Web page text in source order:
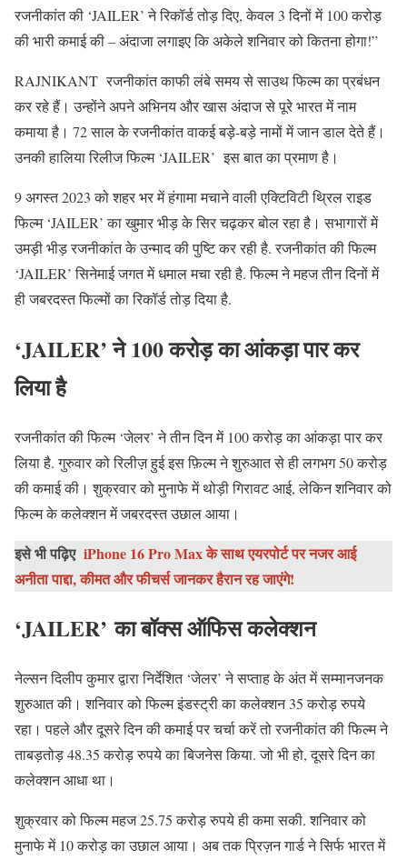
रजनीकांत की ‘JAILER’ ने रिकॉर्ड तोड़ दिए, केवल 3 दिनों में 100 करोड़
की भारी कमाई की – अंदाजा लगाइए कि अकेले शनिवार को कितना होगा!”
RAJNIKANT रजनीकांत काफी लंबे समय से साउथ फिल्म का प्रबंधन
कर रहे हैं। उन्होंने अपने अभिनय और खास अंदाज से पूरे भारत में नाम
कमाया है। 72 साल के रजनीकांत वाकई बड़े-बड़े नामों में जान डाल देते हैं।
उनकी हालिया रिलीज फिल्म ‘JAILER’ इस बात का प्रमाण है।
9 अगस्त 2023 को शहर भर में हंगामा मचाने वाली एक्टिविटी थ्रिल राइड
फिल्म ‘JAILER’ का खुमार भीड़ के सिर चढ़कर बोल रहा है। सभागारों में
उमड़ी भीड़ रजनीकांत के उन्माद की पुष्टि कर रही है. रजनीकांत की फिल्म
‘JAILER’ सिनेमाई जगत में धमाल मचा रही है. फिल्म ने महज तीन दिनों में
ही जबरदस्त फिल्मों का रिकॉर्ड तोड़ दिया है.
‘JAILER’ ने 100 करोड़ का आंकड़ा पार कर
लिया है
रजनीकांत की फिल्म ‘जेलर’ ने तीन दिन में 100 करोड़ का आंकड़ा पार कर
लिया है. गुरुवार को रिलीज़ हुई इस फ़िल्म ने शुरुआत से ही लगभग 50 करोड़
की कमाई की। शुक्रवार को मुनाफे में थोड़ी गिरावट आई, लेकिन शनिवार को
फिल्म के कलेक्शन में जबरदस्त उछाल आया।
इसे भी पढ़िए iPhone 16 Pro Max के साथ एयरपोर्ट पर नजर आई
अनीता पाद्दा, कीमत और फीचर्स जानकर हैरान रह जाएंगे!
‘JAILER’ का बॉक्स ऑफिस कलेक्शन
नेल्सन दिलीप कुमार द्वारा निर्देशित ‘जेलर’ ने सप्ताह के अंत में सम्मानजनक
शुरुआत की। शनिवार को फिल्म इंडस्ट्री का कलेक्शन 35 करोड़ रुपये
रहा। पहले और दूसरे दिन की कमाई पर चर्चा करें तो रजनीकांत की फिल्म ने
ताबड़तोड़ 48.35 करोड़ रुपये का बिजनेस किया. जो भी हो, दूसरे दिन का
कलेक्शन आधा था।
शुक्रवार को फिल्म महज 25.75 करोड़ रुपये ही कमा सकी. शनिवार को
मुनाफे में 10 करोड़ का उछाल आया। अब तक प्रिज़न गार्ड ने सिर्फ भारत में